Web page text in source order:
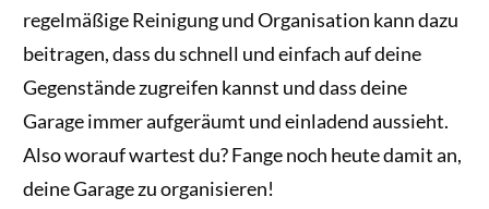
regelmäßige Reinigung und Organisation kann dazu
beitragen, dass du schnell und einfach auf deine
Gegenstände zugreifen kannst und dass deine
Garage immer aufgeräumt und einladend aussieht.
Also worauf wartest du? Fange noch heute damit an,
deine Garage zu organisieren!